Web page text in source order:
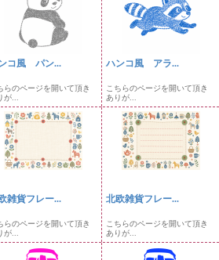
コ風 パン...
らのページを開いて頂き
が...
ハンコ風 アラ...
こちらのページを開いて頂き
ありが...
雑貨フレー...
らのページを開いて頂き
が...
北欧雑貨フレー...
こちらのページを開いて頂き
ありが...